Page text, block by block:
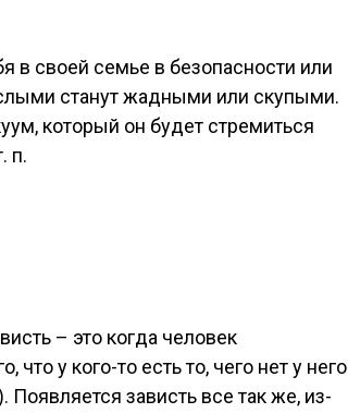
в своей семье в безопасности или
станут жадными или скупыми.
который он будет стремиться
п.
– это когда человек
у кого-то есть то, чего нет у него
Появляется зависть все так же, из-